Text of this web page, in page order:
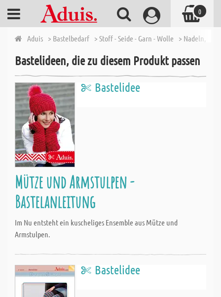
Aduis > Bastelbedarf > Stoff - Seide - Garn - Wolle > Nadeln,
Bastelideen, die zu diesem Produkt passen
Bastelidee
Mütze und Armstulpen -
Bastelanleitung
Im Nu entsteht ein kuscheliges Ensemble aus Mütze und
Armstulpen.
Bastelidee
0